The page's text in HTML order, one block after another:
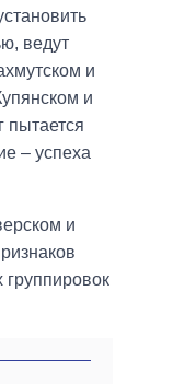
ведут
и
и
пытается
– успеха
и